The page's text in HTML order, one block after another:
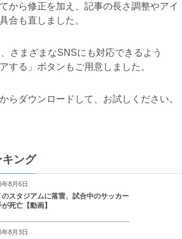
から修正を加え、記事の長さ調整やアイ
合も直しました。
さまざまなSNSにも対応できるよう
する」ボタンもご用意しました。
らダウンロードして、お試しください。
ング
年8月6日
のスタジアムに落雷、試合中のサッカー
死亡【動画】
年8月3日